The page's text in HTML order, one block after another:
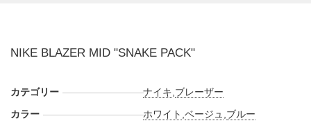
NIKE BLAZER MID "SNAKE PACK"
カテゴリー ナイキ ブレーザー
カラー
ホワイト ,ベージュ ブルー